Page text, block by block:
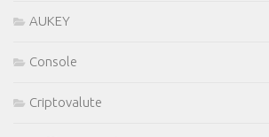
AUKEY
Console
Criptovalute